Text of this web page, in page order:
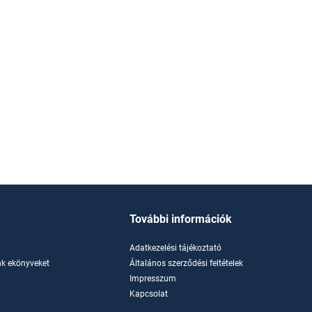
ekönyveket
További információk
Adatkezelési tájékoztató
Általános szerződési feltételek
Impresszum
Kapcsolat